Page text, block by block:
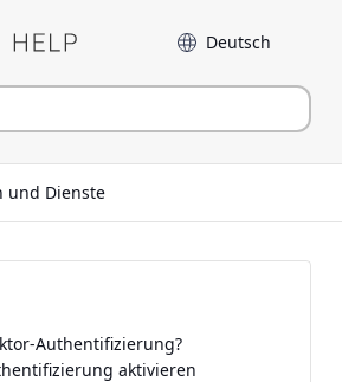
Sprache
und Dienste
Authentifizierung?
aktivieren